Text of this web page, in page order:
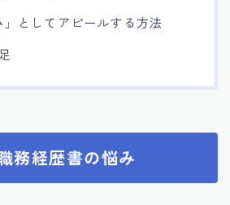
としてアピールする方法
務経歴書の悩み